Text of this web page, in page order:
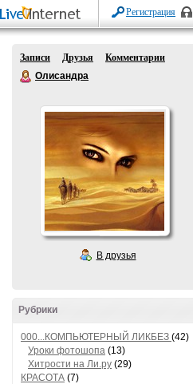
Регистрация
Записи Друзья
Комментарии
Олисандра
В друзья
Рубрики
000...КОМПЬЮТЕРНЫЙ ЛИКБЕЗ (42)
Уроки фотошопа (13)
Хитрости на Ли.ру (29)
КРАСОТА (7)